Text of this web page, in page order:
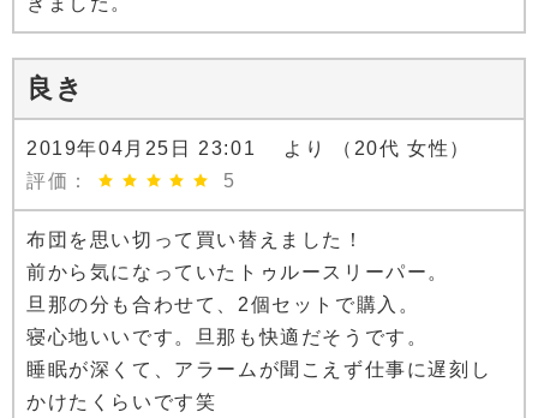
良き
2019年04月25日 23:01 より （20代 女性）
評価：
5
布団を思い切って買い替えました！
前から気になっていたトゥルースリーパー。
旦那の分も合わせて、2個セットで購入。
寝心地いいです。旦那も快適だそうです。
睡眠が深くて、アラームが聞こえず仕事に遅刻し
かけたくらいです笑